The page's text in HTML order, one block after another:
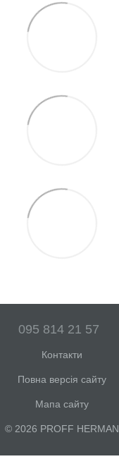
095 814 21 57
Контакти
Повна версія сайту
Мапа сайту
© 2026 PROFF HERMAN